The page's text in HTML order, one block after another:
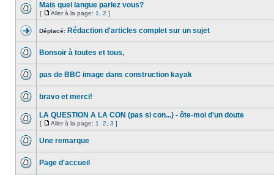
Mais quel langue parlez vous?
[ Aller à la page: 1 2 ]
Déplacé: Rédaction d'articles complet sur un sujet
Bonsoir à toutes et tous,
pas de BBC image dans construction kayak
bravo et merci!
LA QUESTION A LA CON (pas si con...) - ôte-moi d'un doute
[ Aller à la page: 1 2 3 ]
Une remarque
Page d'accueil